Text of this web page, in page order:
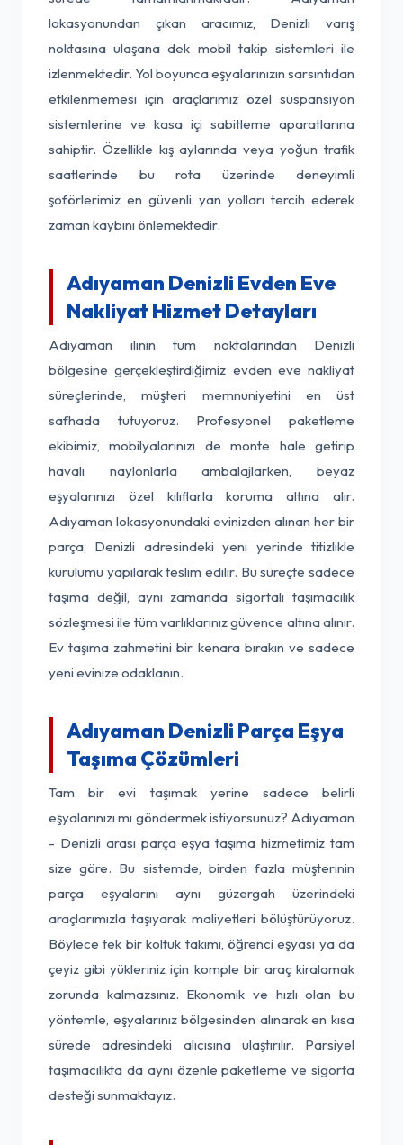
lokasyonundan çıkan aracımız, Denizli varış
noktasına ulaşana dek mobil takip sistemleri ile
izlenmektedir. Yol boyunca eşyalarınızın sarsıntıdan
etkilenmemesi için araçlarımız özel süspansiyon
sistemlerine ve kasa içi sabitleme aparatlarına
sahiptir. Özellikle kış aylarında veya yoğun trafik
saatlerinde bu rota üzerinde deneyimli
şoförlerimiz en güvenli yan yolları tercih ederek
zaman kaybını önlemektedir.
Adıyaman Denizli Evden Eve
Nakliyat Hizmet Detayları
Adıyaman ilinin tüm noktalarından Denizli
bölgesine gerçekleştirdiğimiz evden eve nakliyat
süreçlerinde, müşteri memnuniyetini en üst
safhada tutuyoruz. Profesyonel paketleme
ekibimiz, mobilyalarınızı de monte hale getirip
havalı naylonlarla ambalajlarken, beyaz
eşyalarınızı özel kılıflarla koruma altına alır.
Adıyaman lokasyonundaki evinizden alınan her bir
parça, Denizli adresindeki yeni yerinde titizlikle
kurulumu yapılarak teslim edilir. Bu süreçte sadece
taşıma değil, aynı zamanda sigortalı taşımacılık
sözleşmesi ile tüm varlıklarınız güvence altına alınır.
Ev taşıma zahmetini bir kenara bırakın ve sadece
yeni evinize odaklanın.
Adıyaman Denizli Parça Eşya
Taşıma Çözümleri
Tam bir evi taşımak yerine sadece belirli
eşyalarınızı mı göndermek istiyorsunuz? Adıyaman
- Denizli arası parça eşya taşıma hizmetimiz tam
size göre. Bu sistemde, birden fazla müşterinin
parça eşyalarını aynı güzergah üzerindeki
araçlarımızla taşıyarak maliyetleri bölüştürüyoruz.
Böylece tek bir koltuk takımı, öğrenci eşyası ya da
çeyiz gibi yükleriniz için komple bir araç kiralamak
zorunda kalmazsınız. Ekonomik ve hızlı olan bu
yöntemle, eşyalarınız bölgesinden alınarak en kısa
sürede adresindeki alıcısına ulaştırılır. Parsiyel
taşımacılıkta da aynı özenle paketleme ve sigorta
desteği sunmaktayız.